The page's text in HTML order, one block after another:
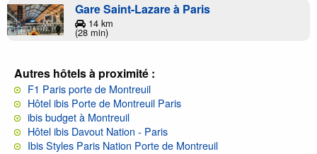
Gare Saint-Lazare à Paris
14 km
(28 min)
Autres hôtels à proximité :
F1 Paris porte de Montreuil
Hôtel ibis Porte de Montreuil Paris
ibis budget à Montreuil
Hôtel ibis Davout Nation - Paris
Ibis Styles Paris Nation Porte de Montreuil